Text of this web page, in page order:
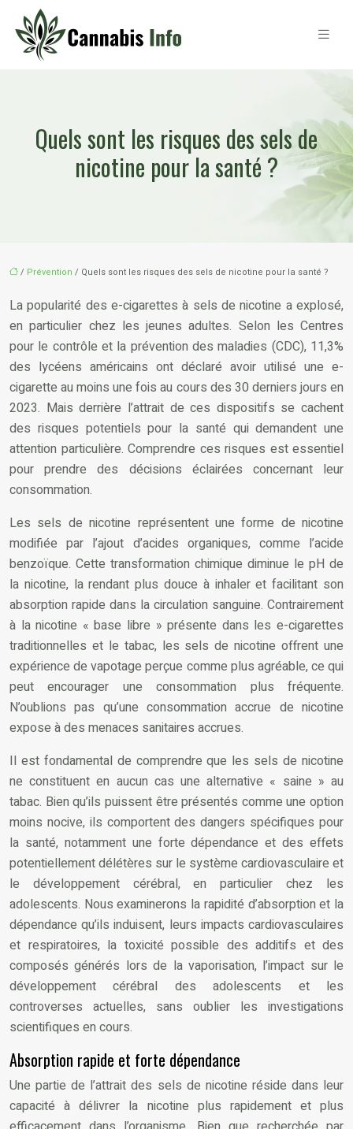
Quels sont les risques des sels de
nicotine pour la santé ?
/ Prévention / Quels sont les risques des sels de nicotine pour la santé ?
La popularité des e-cigarettes à sels de nicotine a explosé,
en particulier chez les jeunes adultes. Selon les Centres
pour le contrôle et la prévention des maladies (CDC), 11,3%
des lycéens américains ont déclaré avoir utilisé une e-
cigarette au moins une fois au cours des 30 derniers jours en
2023. Mais derrière l’attrait de ces dispositifs se cachent
des risques potentiels pour la santé qui demandent une
attention particulière. Comprendre ces risques est essentiel
pour prendre des décisions éclairées concernant leur
consommation.
Les sels de nicotine représentent une forme de nicotine
modifiée par l’ajout d’acides organiques, comme l’acide
benzoïque. Cette transformation chimique diminue le pH de
la nicotine, la rendant plus douce à inhaler et facilitant son
absorption rapide dans la circulation sanguine. Contrairement
à la nicotine « base libre » présente dans les e-cigarettes
traditionnelles et le tabac, les sels de nicotine offrent une
expérience de vapotage perçue comme plus agréable, ce qui
peut encourager une consommation plus fréquente.
N’oublions pas qu’une consommation accrue de nicotine
expose à des menaces sanitaires accrues.
Il est fondamental de comprendre que les sels de nicotine
ne constituent en aucun cas une alternative « saine » au
tabac. Bien qu’ils puissent être présentés comme une option
moins nocive, ils comportent des dangers spécifiques pour
la santé, notamment une forte dépendance et des effets
potentiellement délétères sur le système cardiovasculaire et
le développement cérébral, en particulier chez les
adolescents. Nous examinerons la rapidité d’absorption et la
dépendance qu’ils induisent, leurs impacts cardiovasculaires
et respiratoires, la toxicité possible des additifs et des
composés générés lors de la vaporisation, l’impact sur le
développement cérébral des adolescents et les
controverses actuelles, sans oublier les investigations
scientifiques en cours.
Absorption rapide et forte dépendance
Une partie de l’attrait des sels de nicotine réside dans leur
capacité à délivrer la nicotine plus rapidement et plus